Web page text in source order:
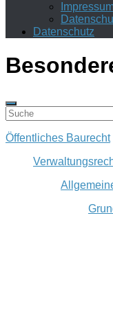
Datenschutz
Öffentliches Baurecht